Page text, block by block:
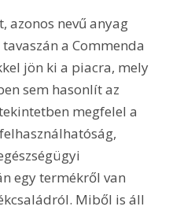
azonos nevű anyag
a Commenda
jön ki a piacra, mely
sem hasonlít az
megfelel a
egy termékről van
Miből is áll